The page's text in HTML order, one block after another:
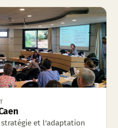
et l'adaptation